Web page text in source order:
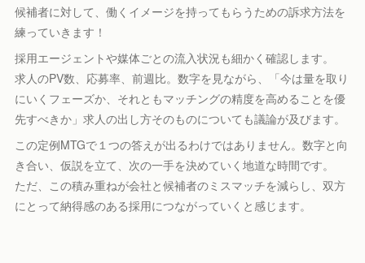
候補者に対して、働くイメージを持ってもらうための訴求方法を
練っていきます！
採用エージェントや媒体ごとの流入状況も細かく確認します。
求人のPV数、応募率、前週比。数字を見ながら、「今は量を取り
にいくフェーズか、それともマッチングの精度を高めることを優
先すべきか」求人の出し方そのものについても議論が及びます。
この定例MTGで１つの答えが出るわけではありません。数字と向
き合い、仮説を立て、次の一手を決めていく地道な時間です。
ただ、この積み重ねが会社と候補者のミスマッチを減らし、双方
にとって納得感のある採用につながっていくと感じます。